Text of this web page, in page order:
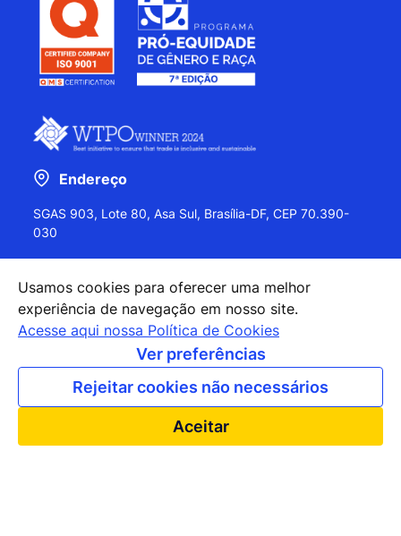
Endereço
SGAS 903, Lote 80, Asa Sul, Brasília-DF, CEP 70.390-
030
+55 (61) 2027-0202
+55 (61) 2027-0203
apexbrasil@apexbrasil.com.br
Nossos escritórios pelo mundo
Usamos cookies para oferecer uma melhor
experiência de navegação em nosso site.
Acesse aqui nossa Política de Cookies
Ver preferências
Rejeitar cookies não necessários
Aceitar